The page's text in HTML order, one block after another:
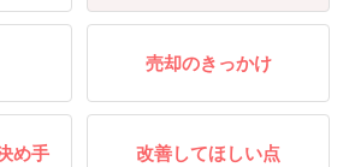
売却のきっかけ
め手 改善してほしい点